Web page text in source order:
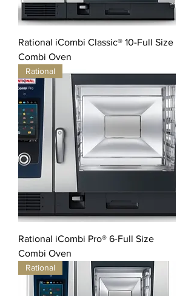
Rational iCombi Classic® 10-Full Size
Combi Oven
Rational
Rational iCombi Pro® 6-Full Size
Combi Oven
Rational